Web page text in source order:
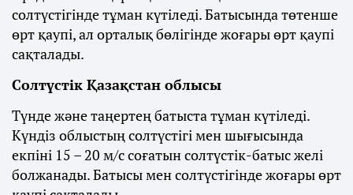
солтүстігінде тұман күтіледі. Батысында төтенше
өрт қаупі, ал орталық бөлігінде жоғары өрт қаупі
сақталады.
Солтүстік Қазақстан облысы
Түнде және таңертең батыста тұман күтіледі.
Күндіз облыстың солтүстігі мен шығысында
екпіні 15 – 20 м/с соғатын солтүстік-батыс желі
болжанады. Батысы мен солтүстігінде жоғары өрт